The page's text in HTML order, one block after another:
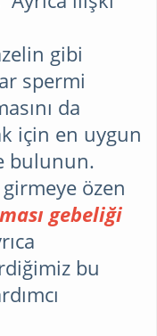
gibi
spermi
da
için en uygun
bulunun.
özen
gebeliği
bu